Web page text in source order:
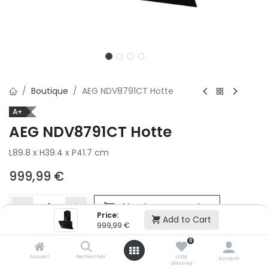
Price:
999,99 € Add to Cart
Accueil Rechercher
0
Liste
d'envies
Account
Boutique AEG NDV8791CT Hotte
A+
AEG NDV8791CT Hotte
L89.8 x H39.4 x P41.7 cm
999,99 €
Ajouter au panier
Ajouter à la liste d'envie
Si vous ne pouvez pas ajouter cet article dans votre panier